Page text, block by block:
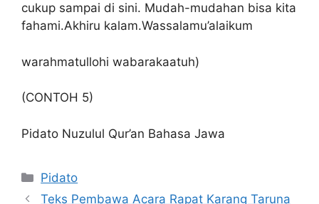
cukup sampai di sini. Mudah-mudahan bisa kita
fahami.Akhiru kalam.Wassalamu’alaikum
warahmatullohi wabarakaatuh)
(CONTOH 5)
Pidato Nuzulul Qur’an Bahasa Jawa
Kategori
Pidato
Teks Pembawa Acara Rapat Karang Taruna